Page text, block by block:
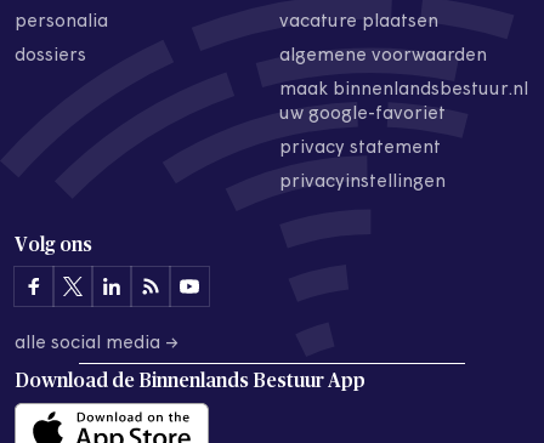
personalia
dossiers
vacature plaatsen
algemene voorwaarden
maak binnenlandsbestuur.nl
uw google-favoriet
privacy statement
privacyinstellingen
Volg ons
alle social media →
Download de Binnenlands Bestuur App